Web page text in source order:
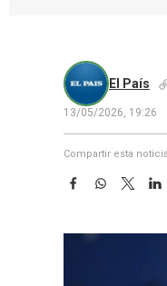
El País
13/05/2026, 19:26
Compartir esta noticia
F
e
W
t
T
w
t
L
k